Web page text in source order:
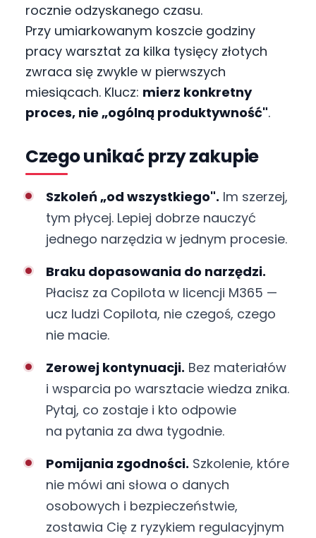
rocznie odzyskanego czasu.
Przy umiarkowanym koszcie godziny
pracy warsztat za kilka tysięcy złotych
zwraca się zwykle w pierwszych
miesiącach. Klucz: mierz konkretny
proces, nie „ogólną produktywność".
Czego unikać przy zakupie
Szkoleń „od wszystkiego". Im szerzej,
tym płycej. Lepiej dobrze nauczyć
jednego narzędzia w jednym procesie.
Braku dopasowania do narzędzi.
Płacisz za Copilota w licencji M365 —
ucz ludzi Copilota, nie czegoś, czego
nie macie.
Zerowej kontynuacji. Bez materiałów
i wsparcia po warsztacie wiedza znika.
Pytaj, co zostaje i kto odpowie
na pytania za dwa tygodnie.
Pomijania zgodności. Szkolenie, które
nie mówi ani słowa o danych
osobowych i bezpieczeństwie,
zostawia Cię z ryzykiem regulacyjnym